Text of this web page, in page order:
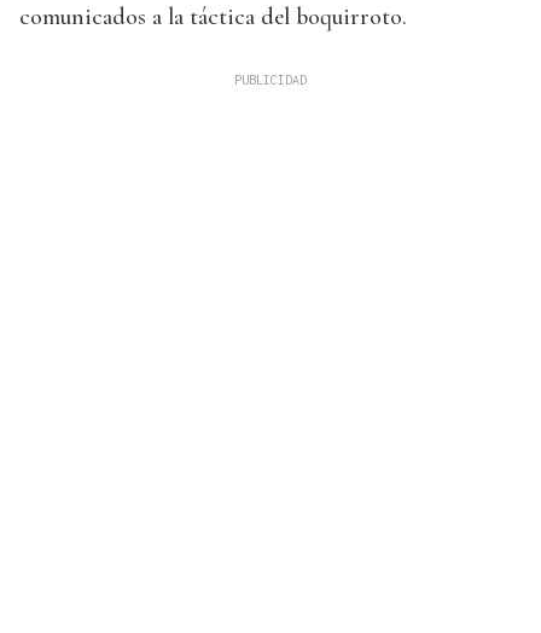
comunicados a la táctica del boquirroto.